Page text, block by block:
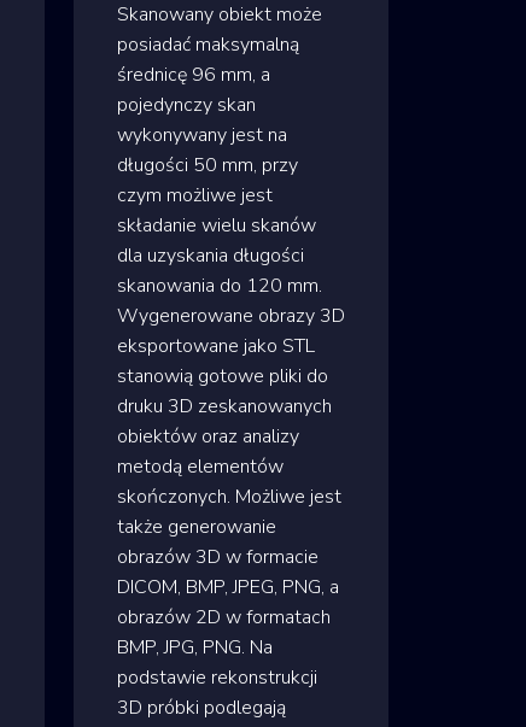
Skanowany obiekt może
posiadać maksymalną
średnicę 96 mm, a
pojedynczy skan
wykonywany jest na
długości 50 mm, przy
czym możliwe jest
składanie wielu skanów
dla uzyskania długości
skanowania do 120 mm.
Wygenerowane obrazy 3D
eksportowane jako STL
stanowią gotowe pliki do
druku 3D zeskanowanych
obiektów oraz analizy
metodą elementów
skończonych. Możliwe jest
także generowanie
obrazów 3D w formacie
DICOM, BMP, JPEG, PNG, a
obrazów 2D w formatach
BMP, JPG, PNG. Na
podstawie rekonstrukcji
3D próbki podlegają